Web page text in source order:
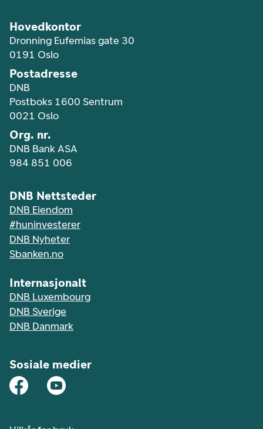
Hovedkontor
Dronning Eufemias gate 30
0191 Oslo
Postadresse
DNB
Postboks 1600 Sentrum
0021 Oslo
Org. nr.
DNB Bank ASA
984 851 006
DNB Nettsteder
DNB Eiendom
#huninvesterer
DNB Nyheter
Sbanken.no
Internasjonalt
DNB Luxembourg
DNB Sverige
DNB Danmark
Sosiale medier